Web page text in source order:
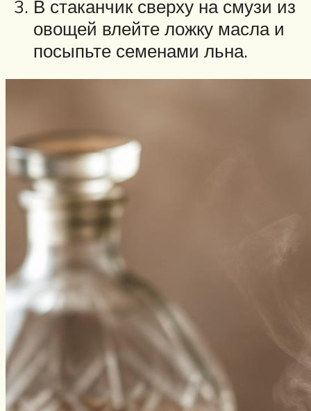
В стаканчик сверху на смузи из
овощей влейте ложку масла и
посыпьте семенами льна.